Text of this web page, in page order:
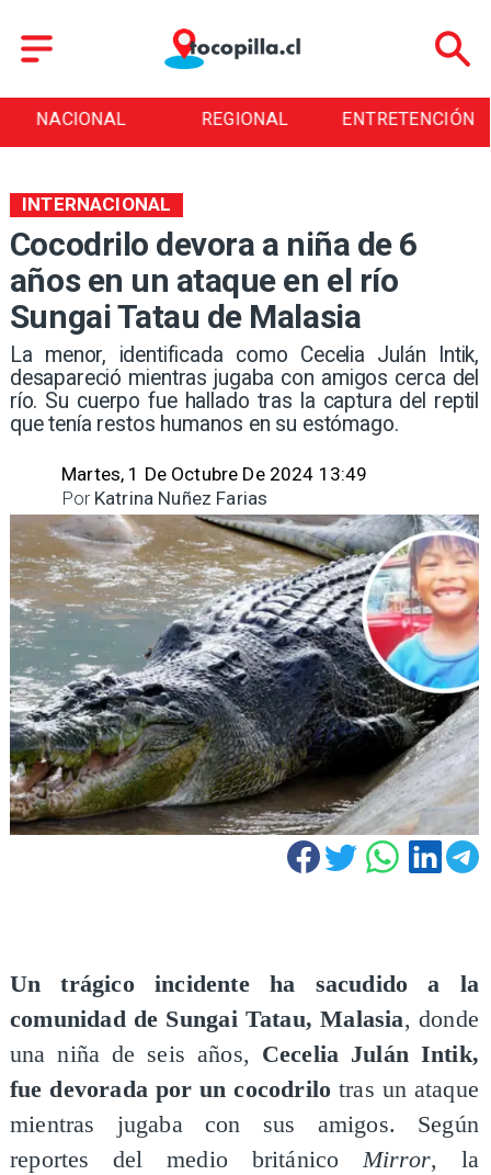
REGIONAL ENTRETENCIÓN DEPORTES
Cocodrilo devora a niña de 6
años en un ataque en el río
Sungai Tatau de Malasia
​La menor, identificada como Cecelia Julán Intik,
desapareció mientras jugaba con amigos cerca del
río. Su cuerpo fue hallado tras la captura del reptil
que tenía restos humanos en su estómago.
INTERNACIONAL
Martes, 1 De Octubre De 2024 13:49
Katrina Nuñez Farias
Por
Un trágico incidente ha sacudido a la
comunidad de Sungai Tatau, Malasia, donde
una niña de seis años, Cecelia Julán Intik,
fue devorada por un cocodrilo tras un ataque
mientras jugaba con sus amigos. Según
reportes del medio británicoMirror, la